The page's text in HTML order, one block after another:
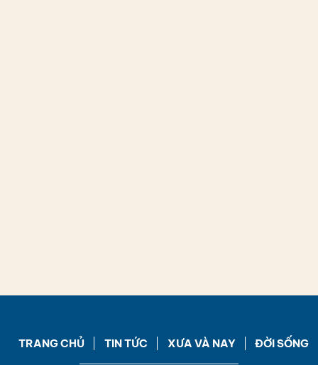
TRANG CHỦ TIN TỨC XƯA VÀ NAY ĐỜI SỐNG